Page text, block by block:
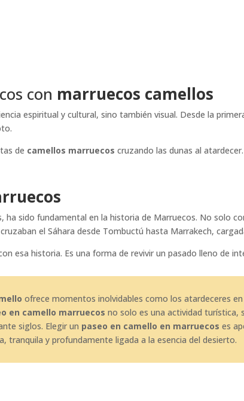
con marruecos camellos
espiritual y cultural, sino también visual. Desde la
de camellos marruecos cruzando las dunas al
ha sido fundamental en la historia de Marruecos. No solo
el Sáhara desde Tombuctú hasta Marrakech,
esa historia. Es una forma de revivir un pasado lleno de
ofrece momentos inolvidables como los atardeceres
en camello marruecos no solo es una actividad turística,
siglos. Elegir un paseo en camello en marruecos es
tranquila y profundamente ligada a la esencia del desierto.